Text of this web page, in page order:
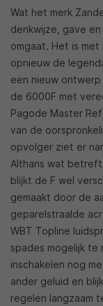
Wat het merk
denkwijze, gave
omgaat. Het is
opnieuw de
een nieuw
de 6000F met
Pagode Master
van de
opvolger ziet er
Althans wat
blijkt de F wel
gemaakt door de
geparelstraalde
WBT Topline
spades mogelijk te
inschakelen nog
ander geluid en
regelen langzaam